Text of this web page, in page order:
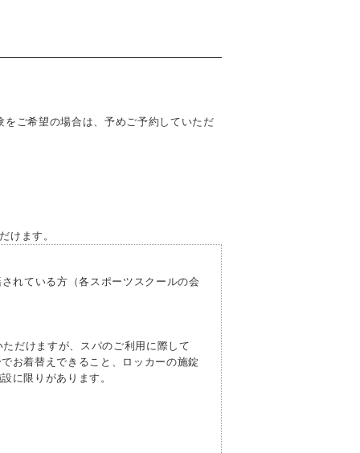
ご希望の場合は、予めご予約していただ
けます。
れている方（各スポーツスクールの会
だけますが、スパのご利用に際して
お着替えできること、ロッカーの施錠
に限りがあります。